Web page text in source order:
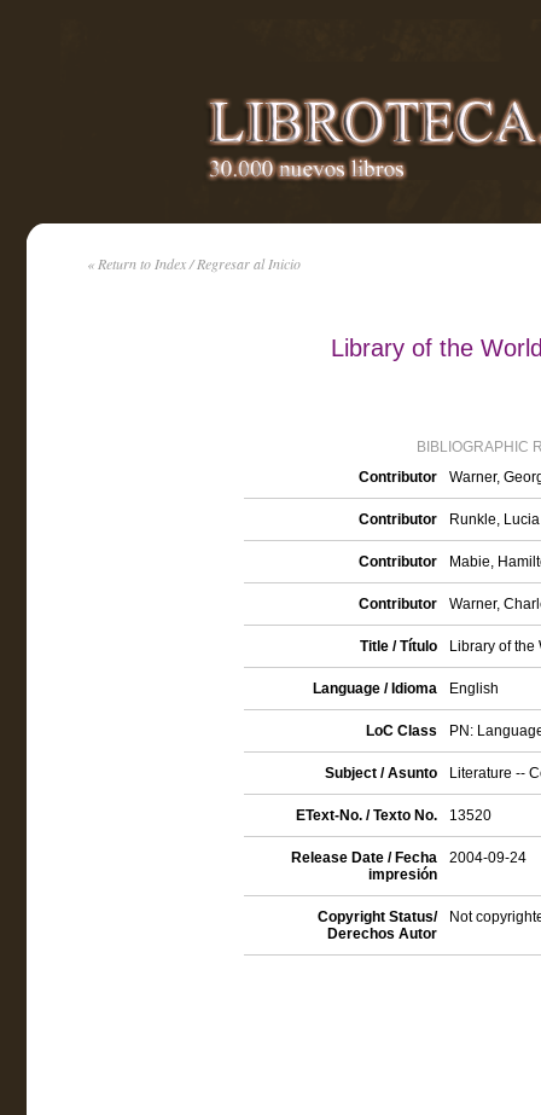
« Return to Index / Regresar al Inicio
Library of the
BIBLIOGRAPHIC
Contributor
Warner,
Contributor Runkle,
Contributor Mabie,
Contributor Warner,
Title / Título Library of
Language / Idioma English
LoC Class PN:
Subject / Asunto Literature --
EText-No. / Texto No. 13520
Release Date / Fecha
impresión
2004-09-24
Copyright Status/
Derechos Autor
Not